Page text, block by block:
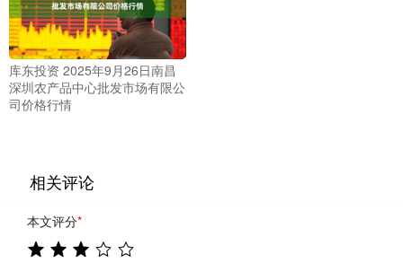
库东投资 2025年9月26日南昌
深圳农产品中心批发市场有限公
司价格行情
相关评论
本文评分*